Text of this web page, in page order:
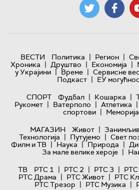
ВЕСТИ Политика | Регион |
Хроника | Друштво | Економија |
у Украјини | Време | Сервисне
Подкаст | ЕУ
СПОРТ
Фудбал | Кошарка |
Рукомет | Ватерполо | Атлетика |
спортови |
МАГАЗИН
Живот |
Технологијa | Путујемо | Свет
Филм и ТВ | Наука | Природа |
За мале велике хероје |
ТВ
РТС 1 | РТС 2 | РТС 3 | РТС
РТС Драма | РТС Живот | РТС
РТС Трезор | РТС Музика |